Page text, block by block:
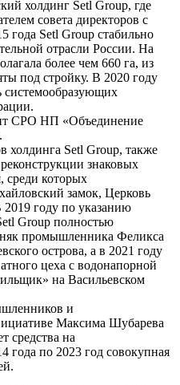
холдинг Setl Group, где
совета директоров с
года Setl Group стабильно
отрасли России. На
более чем 660 га, из
под стройку. В 2020 году
системообразующих
СРО НП «Объединение
холдинга Setl Group, также
знаковых
среди которых
замок, Церковь
году по указанию
Group полностью
промышленника Феликса
острова, а в 2021 году
цеха с водонапорной
на Васильевском
и
Максима Шубарева
средства на
года по 2023 год совокупная